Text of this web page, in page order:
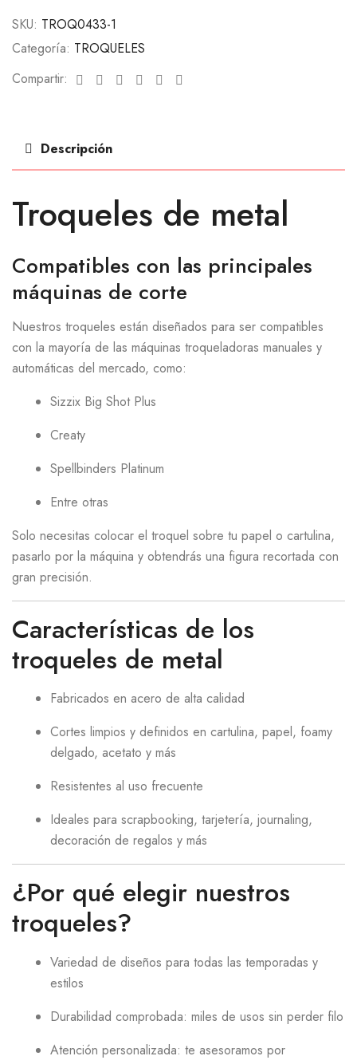
SKU: TROQ0433-1
Categoría: TROQUELES
Compartir:
Facebook
TwitterLinkedinGoogle+Pinterest
Descripción
Troqueles de metal
Compatibles con las principales
máquinas de corte
Nuestros troqueles están diseñados para ser compatibles
con la mayoría de las máquinas troqueladoras manuales y
automáticas del mercado, como:
Sizzix Big Shot Plus
Creaty
Spellbinders Platinum
Entre otras
Solo necesitas colocar el troquel sobre tu papel o cartulina,
pasarlo por la máquina y obtendrás una figura recortada con
gran precisión.
Características de los
troqueles de metal
Fabricados en acero de alta calidad
Cortes limpios y definidos en cartulina, papel, foamy
delgado, acetato y más
Resistentes al uso frecuente
Ideales para scrapbooking, tarjetería, journaling,
decoración de regalos y más
¿Por qué elegir nuestros
troqueles?
Variedad de diseños para todas las temporadas y
estilos
Durabilidad comprobada: miles de usos sin perder filo
Atención personalizada: te asesoramos por